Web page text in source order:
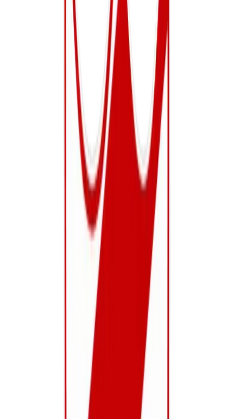
Onze trots: 25 ploegen, 300+ leden
Betaal voortaan ook digitaal @ KWS Linkhout